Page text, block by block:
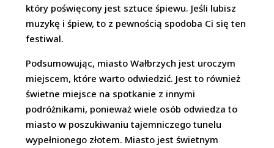
który poświęcony jest sztuce śpiewu. Jeśli lubisz
muzykę i śpiew, to z pewnością spodoba Ci się ten
festiwal.
Podsumowując, miasto Wałbrzych jest uroczym
miejscem, które warto odwiedzić. Jest to również
świetne miejsce na spotkanie z innymi
podróżnikami, ponieważ wiele osób odwiedza to
miasto w poszukiwaniu tajemniczego tunelu
wypełnionego złotem. Miasto jest świetnym